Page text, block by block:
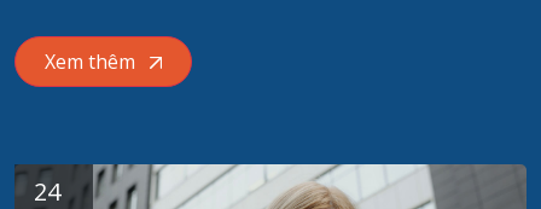
Xem thêm
24